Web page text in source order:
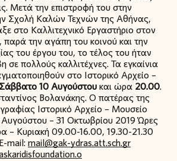
Μετά την επιστροφή του στην
Σχολή Καλών Τεχνών της Αθήνας,
στο Καλλιτεχνικό Εργαστήριο στον
την αγάπη του κοινού και την
του έργου του, το τέλος του ήταν
πολλούς καλλιτέχνες. Τα εγκαίνια
στο Ιστορικό Αρχείο –
Σάββατο 10 Αυγούστουκαι ώρα 20.00.
Βολανάκης. Ο πατέρας της
Ιστορικό Αρχείο – Μουσείο
– 31 Οκτωβρίου 2019 Ώρες
– Κυριακή 09.00-16.00, 19.30-21.30
mail:mail@gak-ydras.att.sch.gr